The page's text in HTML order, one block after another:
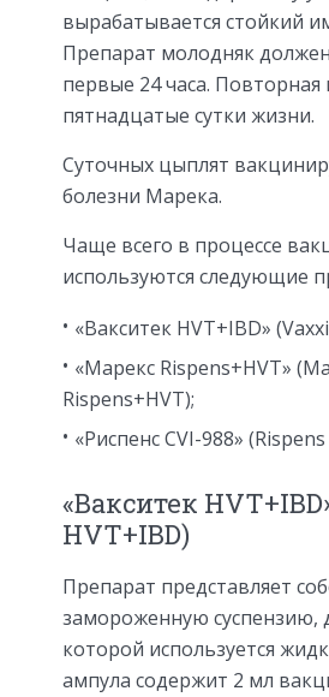
вырабатывается стойкий
Препарат молодняк
первые 24 часа. Повторная
пятнадцатые сутки жизни.
Суточных цыплят
болезни Марека.
Чаще всего в процессе
используются следующие
«Вакситек HVT+IBD»
«Марекс Rispens+HVT»
Rispens+HVT);
«Риспенс CVI-988» (Rispens
«Вакситек
HVT+IBD)
Препарат представляет
замороженную суспензию,
которой используется
ампула содержит 2 мл